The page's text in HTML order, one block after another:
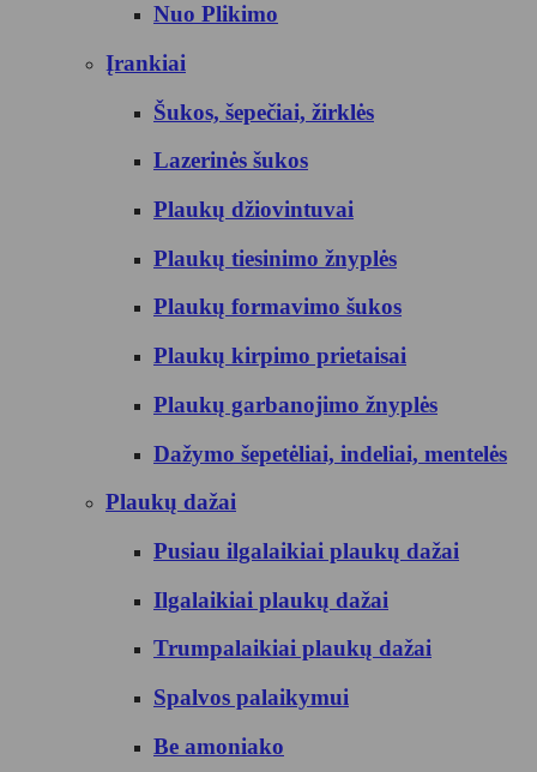
Nuo Plikimo
Įrankiai
Šukos, šepečiai, žirklės
Lazerinės šukos
Plaukų džiovintuvai
Plaukų tiesinimo žnyplės
Plaukų formavimo šukos
Plaukų kirpimo prietaisai
Plaukų garbanojimo žnyplės
Dažymo šepetėliai, indeliai, mentelės
Plaukų dažai
Pusiau ilgalaikiai plaukų dažai
Ilgalaikiai plaukų dažai
Trumpalaikiai plaukų dažai
Spalvos palaikymui
Be amoniako